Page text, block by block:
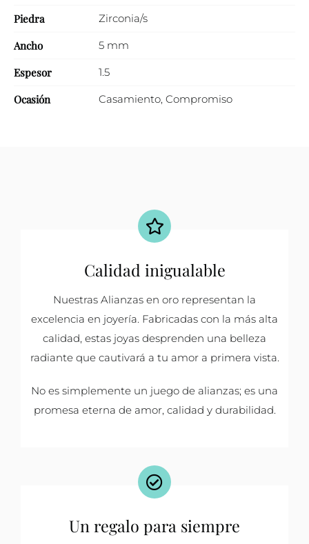
Piedra Zirconia/s
Ancho 5 mm
Espesor 1.5
Ocasión Casamiento, Compromiso
Calidad inigualable
Nuestras Alianzas en oro representan la
excelencia en joyería. Fabricadas con la más alta
calidad, estas joyas desprenden una belleza
radiante que cautivará a tu amor a primera vista.
No es simplemente un juego de alianzas; es una
promesa eterna de amor, calidad y durabilidad.
Un regalo para siempre